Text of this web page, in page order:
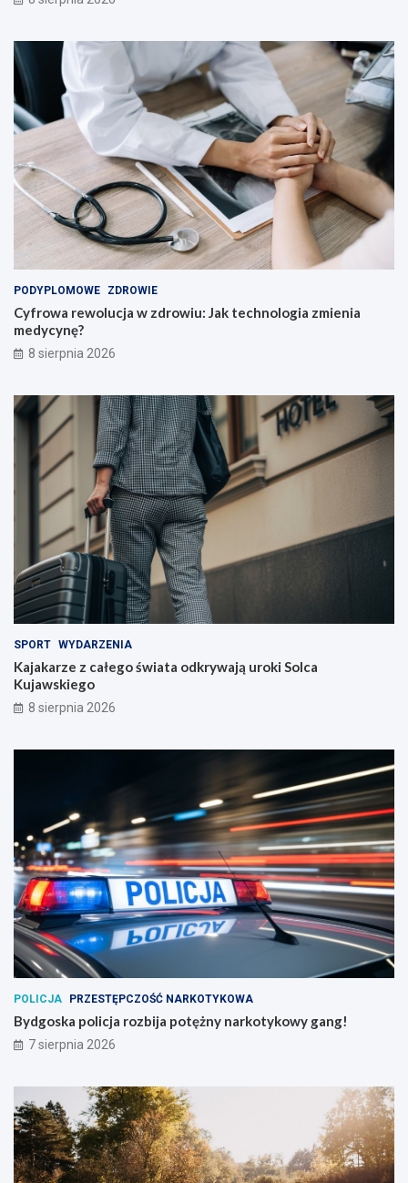
c
i
e
l
i
!
PODYPLOMOWE ZDROWIE
Cyfrowa rewolucja w zdrowiu: Jak technologia zmienia
medycynę?
8 sierpnia 2026
SPORT WYDARZENIA
Kajakarze z całego świata odkrywają uroki Solca
Kujawskiego
8 sierpnia 2026
POLICJA PRZESTĘPCZOŚĆ NARKOTYKOWA
Bydgoska policja rozbija potężny narkotykowy gang!
7 sierpnia 2026